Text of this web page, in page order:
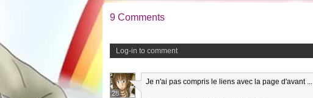
9 Comments
Log-in to comment
28
Je n'ai pas compris le liens avec la page d'avant ...